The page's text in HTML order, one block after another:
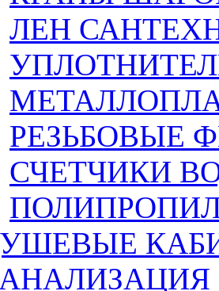
ЛЕН
РЕЗЬБОВЫЕ
СЧЕТЧИКИ